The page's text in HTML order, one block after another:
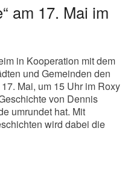
am 17. Mai im
in Kooperation mit dem
und Gemeinden den
Mai, um 15 Uhr im Roxy
von Dennis
umrundet hat. Mit
wird dabei die